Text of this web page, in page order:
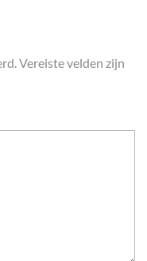
Vereiste velden zijn